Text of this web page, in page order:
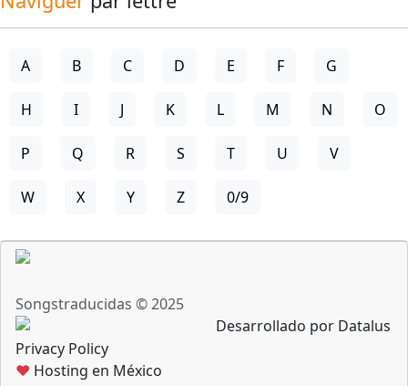
A B C D E F G
H I J K L M N O
P Q R S T U V
W X Y Z 0/9
Songstraducidas © 2025
Desarrollado por Datalus
Privacy Policy
♥ Hosting en México